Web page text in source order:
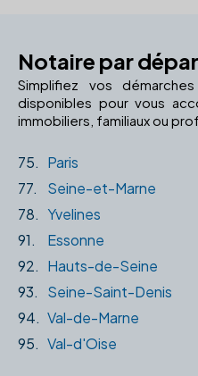
Notaire par
Simplifiez vos
disponibles pour vous
immobiliers, familiaux ou
75. Paris
77.
Seine-et-Marne
78. Yvelines
91.
Essonne
92. Hauts-de-Seine
93.
Seine-Saint-Denis
94. Val-de-Marne
95. Val-d'Oise